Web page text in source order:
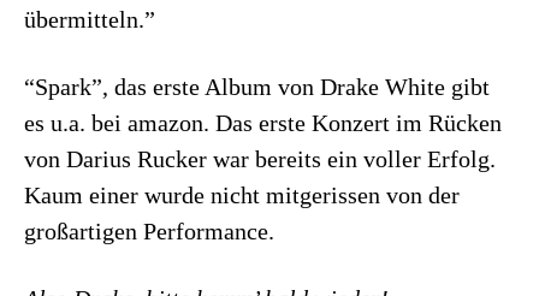
übermitteln.”
“Spark”, das erste Album von Drake White gibt
es u.a. bei amazon. Das erste Konzert im Rücken
von Darius Rucker war bereits ein voller Erfolg.
Kaum einer wurde nicht mitgerissen von der
großartigen Performance.